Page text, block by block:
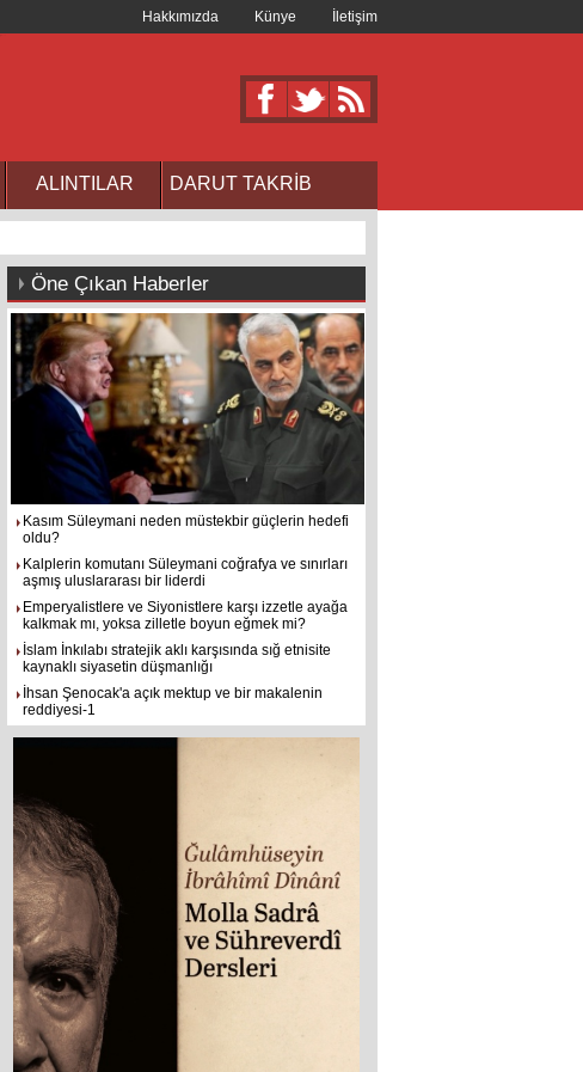
Hakkımızda Künye İletişim
ALINTILAR DARUT TAKRİB
Öne Çıkan Haberler
Kasım Süleymani neden müstekbir güçlerin hedefi
oldu?
Kalplerin komutanı Süleymani coğrafya ve sınırları
aşmış uluslararası bir liderdi
Emperyalistlere ve Siyonistlere karşı izzetle ayağa
kalkmak mı, yoksa zilletle boyun eğmek mi?
İslam İnkılabı stratejik aklı karşısında sığ etnisite
kaynaklı siyasetin düşmanlığı
İhsan Şenocak'a açık mektup ve bir makalenin
reddiyesi-1